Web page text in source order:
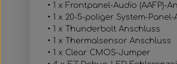
• 1 x Frontpanel-Audio (AAFP)-
• 1 x 20-5-poliger System-
• 1 x Thunderbolt Anschluss
• 1 x Thermalsensor Anschluss
• 1 x Clear CMOS-Jumper